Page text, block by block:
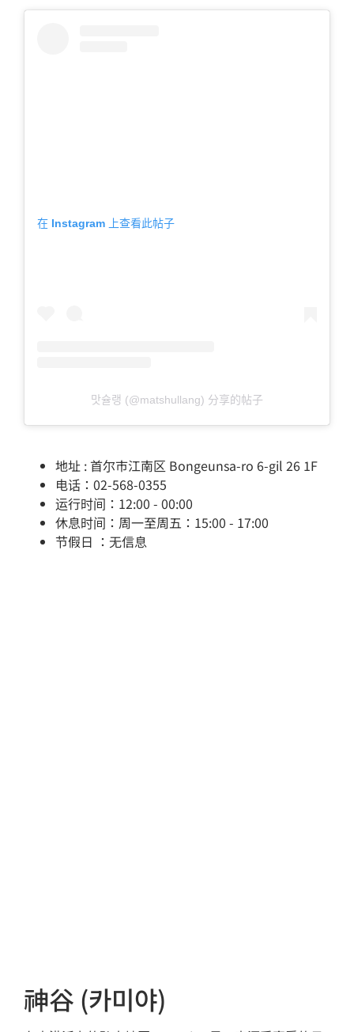
在 Instagram 上查看此帖子
맛슐랭 (@matshullang) 分享的帖子
地址 : 首尔市江南区 Bongeunsa-ro 6-gil 26 1F
电话：02-568-0355
运行时间：12:00 - 00:00
休息时间：周一至周五：15:00 - 17:00
节假日 ：无信息
神谷 (카미야)